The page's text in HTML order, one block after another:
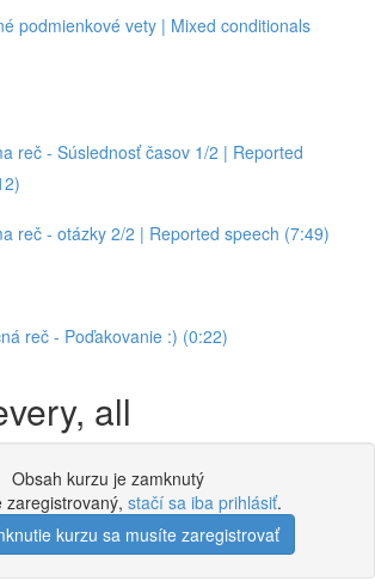
podmienkové vety | Mixed conditionals
reč - Súslednosť časov 1/2 | Reported
reč - otázky 2/2 | Reported speech (7:49)
reč - Poďakovanie :) (0:22)
all
Obsah kurzu je zamknutý
zaregistrovaný, stačí sa iba prihlásiť.
kurzu sa musíte zaregistrovať